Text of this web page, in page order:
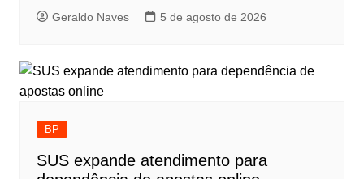
Geraldo Naves 5 de agosto de 2026
BP
SUS expande atendimento para